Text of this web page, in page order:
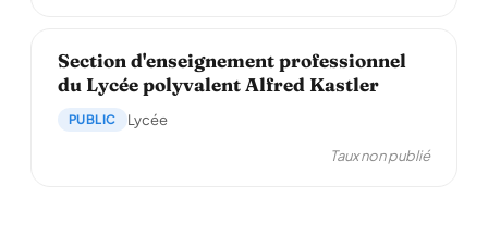
Section d'enseignement professionnel
du Lycée polyvalent Alfred Kastler
PUBLIC Lycée
Taux non publié